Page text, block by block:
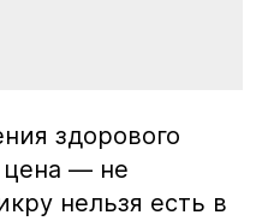
здорового
цена — не
нельзя есть в